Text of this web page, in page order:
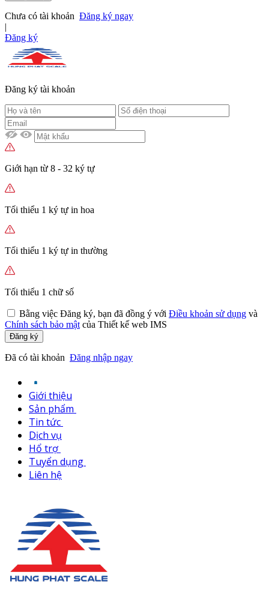
Chưa có tài khoản Đăng ký ngay
|
Đăng ký
Đăng ký tài khoản
Giới hạn từ 8 - 32 ký tự
Tối thiểu 1 ký tự in hoa
Tối thiểu 1 ký tự in thường
Tối thiểu 1 chữ số
Bằng việc Đăng ký, bạn đã đồng ý với Điều khoản sử dụng và
Chính sách bảo mật của Thiết kế web IMS
Đăng ký
Đã có tài khoản Đăng nhập ngay
Giới thiệu
Sản phẩm
Tin tức
Dịch vụ
Hổ trợ
Tuyển dụng
Liên hệ